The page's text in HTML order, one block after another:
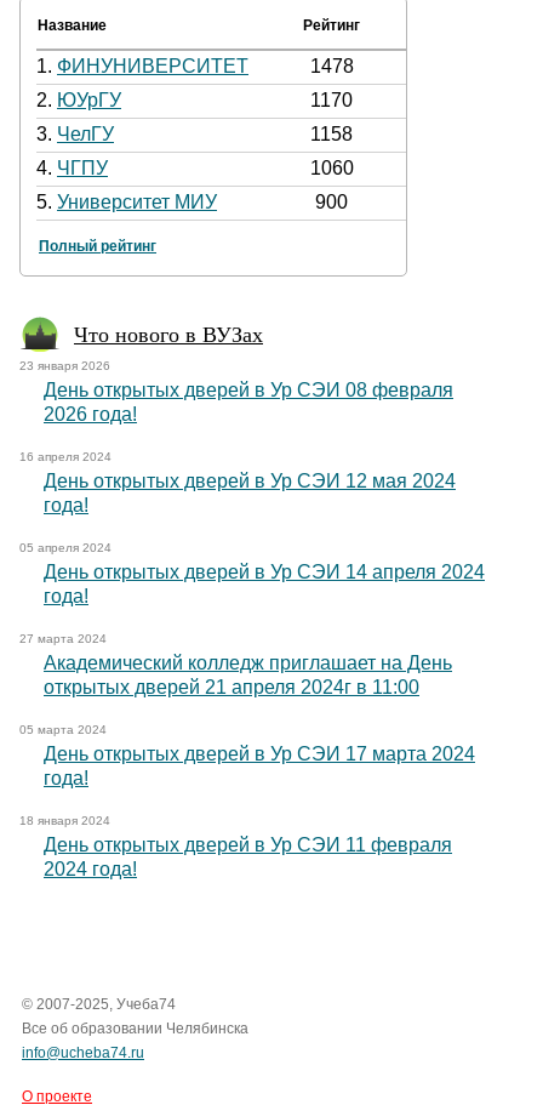
Название Рейтинг
1. ФИНУНИВЕРСИТЕТ
1478
2. ЮУрГУ
1170
3. ЧелГУ
1158
4. ЧГПУ
1060
5. Университет МИУ 900
Полный рейтинг
Что нового в ВУЗах
23 января 2026
День открытых дверей в Ур СЭИ 08 февраля
2026 года!
16 апреля 2024
День открытых дверей в Ур СЭИ 12 мая 2024
года!
05 апреля 2024
День открытых дверей в Ур СЭИ 14 апреля 2024
года!
27 марта 2024
Академический колледж приглашает на День
открытых дверей 21 апреля 2024г в 11:00
05 марта 2024
День открытых дверей в Ур СЭИ 17 марта 2024
года!
18 января 2024
День открытых дверей в Ур СЭИ 11 февраля
2024 года!
© 2007-2025, Учеба74
Все об образовании Челябинска
info@ucheba74.ru
О проекте